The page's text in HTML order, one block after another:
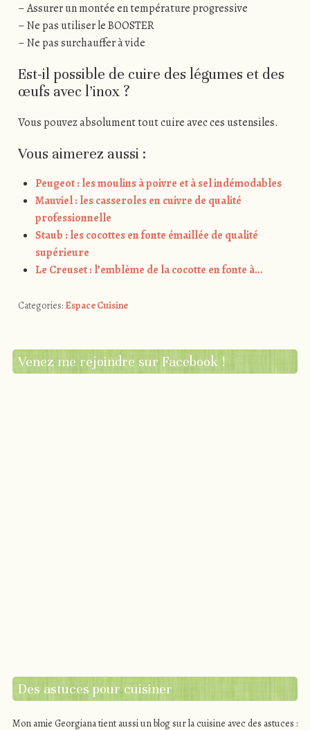
– Assurer un montée en température progressive
– Ne pas utiliser le BOOSTER
– Ne pas surchauffer à vide
Est-il possible de cuire des légumes et des
œufs avec l’inox ?
Vous pouvez absolument tout cuire avec ces ustensiles.
Vous aimerez aussi :
Peugeot : les moulins à poivre et à sel indémodables
Mauviel : les casseroles en cuivre de qualité
professionnelle
Staub : les cocottes en fonte émaillée de qualité
supérieure
Le Creuset : l’emblème de la cocotte en fonte à…
Categories: Espace Cuisine
Venez me rejoindre sur Facebook !
Des astuces pour cuisiner
Mon amie Georgiana tient aussi un blog sur la cuisine avec des astuces :